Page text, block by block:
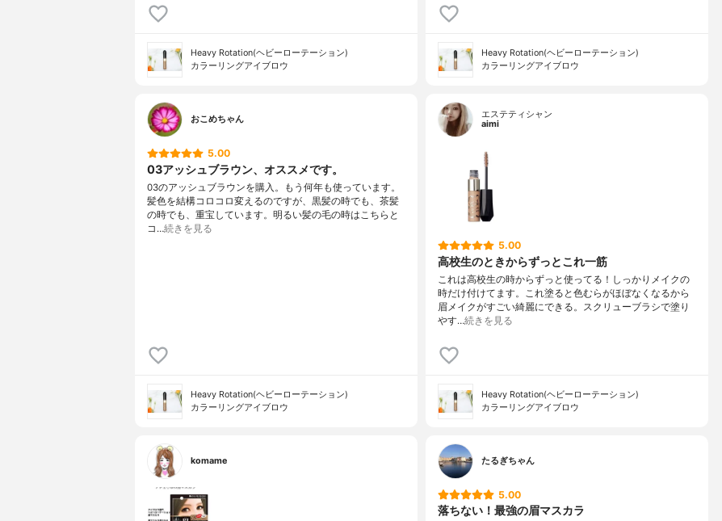
Heavy Rotation(ヘビーローテーション)
カラーリングアイブロウ
Heavy Rotation(ヘビーローテーション)
カラーリングアイブロウ
おこめちゃん
5.00
03アッシュブラウン、オススメです。
03のアッシュブラウンを購入。もう何年も使っています。
髪色を結構コロコロ変えるのですが、黒髪の時でも、茶髪
の時でも、重宝しています。明るい髪の毛の時はこちらと
コ…続きを見る
Heavy Rotation(ヘビーローテーション)
カラーリングアイブロウ
エステティシャン
aimi
5.00
高校生のときからずっとこれ一筋
これは高校生の時からずっと使ってる！しっかりメイクの
時だけ付けてます。これ塗ると色むらがほぼなくなるから
眉メイクがすごい綺麗にできる。スクリューブラシで塗り
やす…続きを見る
Heavy Rotation(ヘビーローテーション)
カラーリングアイブロウ
komame たるぎちゃん
5.00
落ちない！最強の眉マスカラ